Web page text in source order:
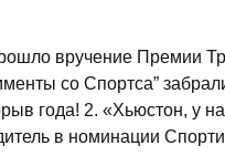
вручение Премии
со Спортса”
года! 2. «Хьюстон, у
в номинации